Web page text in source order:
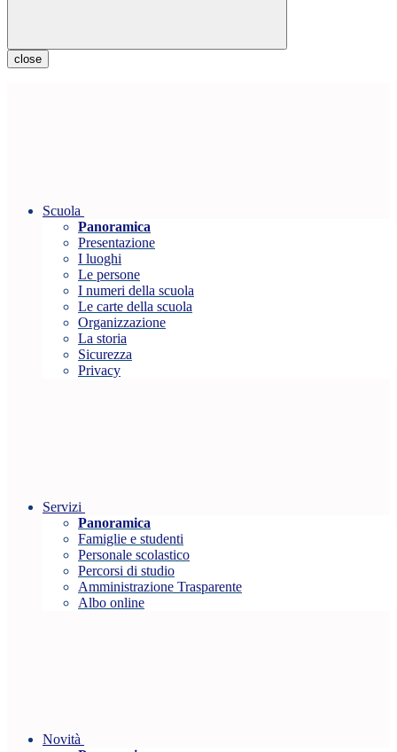
close
Scuola
Panoramica
Presentazione
I luoghi
Le persone
I numeri della scuola
Le carte della scuola
Organizzazione
La storia
Sicurezza
Privacy
Servizi
Panoramica
Famiglie e studenti
Personale scolastico
Percorsi di studio
Amministrazione Trasparente
Albo online
Novità